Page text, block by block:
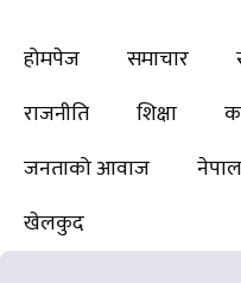
होमपेज समाचार
राजनीति
शिक्षा
जनताको आवाज
खेलकुद